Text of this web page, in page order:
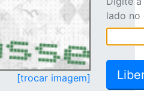
[trocar imagem]
lado no